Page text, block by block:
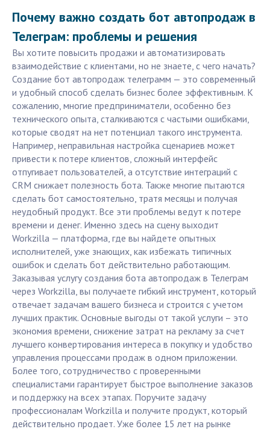
Почему важно создать бот автопродаж в
Телеграм: проблемы и решения
Вы хотите повысить продажи и автоматизировать
взаимодействие с клиентами, но не знаете, с чего начать?
Создание бот автопродаж телеграмм — это современный
и удобный способ сделать бизнес более эффективным. К
сожалению, многие предприниматели, особенно без
технического опыта, сталкиваются с частыми ошибками,
которые сводят на нет потенциал такого инструмента.
Например, неправильная настройка сценариев может
привести к потере клиентов, сложный интерфейс
отпугивает пользователей, а отсутствие интеграций с
CRM снижает полезность бота. Также многие пытаются
сделать бот самостоятельно, тратя месяцы и получая
неудобный продукт. Все эти проблемы ведут к потере
времени и денег. Именно здесь на сцену выходит
Workzilla — платформа, где вы найдете опытных
исполнителей, уже знающих, как избежать типичных
ошибок и сделать бот действительно работающим.
Заказывая услугу создания бота автопродаж в Телеграм
через Workzilla, вы получаете гибкий инструмент, который
отвечает задачам вашего бизнеса и строится с учетом
лучших практик. Основные выгоды от такой услуги – это
экономия времени, снижение затрат на рекламу за счет
лучшего конвертирования интереса в покупку и удобство
управления процессами продаж в одном приложении.
Более того, сотрудничество с проверенными
специалистами гарантирует быстрое выполнение заказов
и поддержку на всех этапах. Поручите задачу
профессионалам Workzilla и получите продукт, который
действительно продает. Уже более 15 лет на рынке